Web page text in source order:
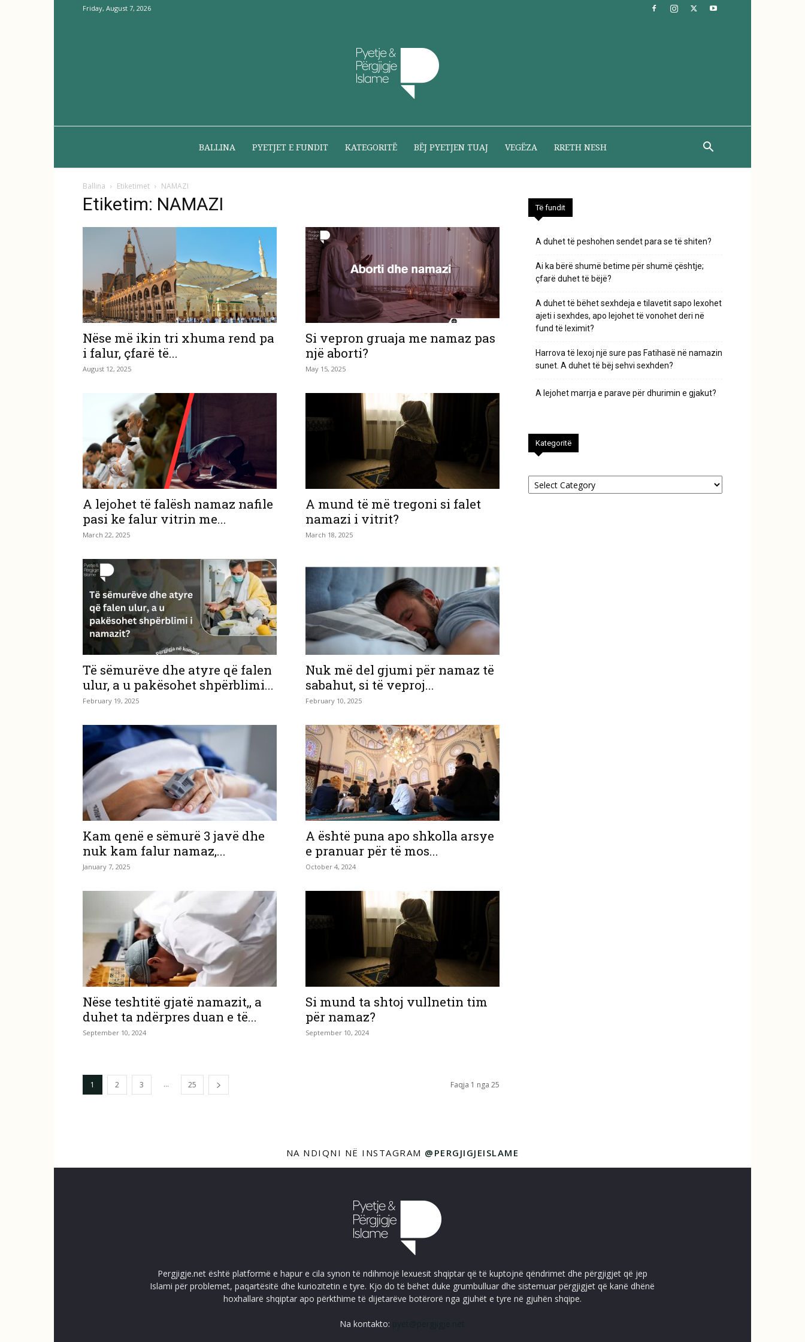
Friday, August 7, 2026
përgjigje
BALLINA PYETJET E FUNDIT KATEGORITË BËJ PYETJEN TUAJ VEGËZA RRETH NESH
Ballina Etiketimet NAMAZI
Etiketim: NAMAZI
Nëse më ikin tri xhuma rend pa
i falur, çfarë të...
August 12, 2025
Si vepron gruaja me namaz pas
një aborti?
May 15, 2025
A lejohet të falësh namaz nafile
pasi ke falur vitrin me...
March 22, 2025
A mund të më tregoni si falet
namazi i vitrit?
March 18, 2025
Të sëmurëve dhe atyre që falen
ulur, a u pakësohet shpërblimi...
February 19, 2025
Nuk më del gjumi për namaz të
sabahut, si të veproj...
February 10, 2025
Kam qenë e sëmurë 3 javë dhe
nuk kam falur namaz,...
January 7, 2025
A është puna apo shkolla arsye
e pranuar për të mos...
October 4, 2024
Nëse teshtitë gjatë namazit,, a
duhet ta ndërpres duan e të...
September 10, 2024
Si mund ta shtoj vullnetin tim
për namaz?
September 10, 2024
1 2 3 ... 25 Faqja 1 nga 25
Të fundit
A duhet të peshohen sendet para se të shiten?
Ai ka bërë shumë betime për shumë çështje;
çfarë duhet të bëjë?
A duhet të bëhet sexhdeja e tilavetit sapo lexohet
ajeti i sexhdes, apo lejohet të vonohet deri në
fund të leximit?
Harrova të lexoj një sure pas Fatihasë në namazin
sunet. A duhet të bëj sehvi sexhden?
A lejohet marrja e parave për dhurimin e gjakut?
Kategoritë
Kategoritë
NA NDIQNI NË INSTAGRAM @PERGJIGJEISLAME
Pergjigje.net është platformë e hapur e cila synon të ndihmojë lexuesit shqiptar që të kuptojnë qëndrimet dhe përgjigjet që jep
Islami për problemet, paqartësitë dhe kuriozitetin e tyre. Kjo do të bëhet duke grumbulluar dhe sistemuar përgjigjet që kanë dhënë
hoxhallarë shqiptar apo përkthime të dijetarëve botërorë nga gjuhët e tyre në gjuhën shqipe.
Na kontakto: